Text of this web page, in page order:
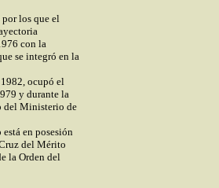
los que el
con la
se integró en la
ocupó el
y durante la
del Ministerio de
en posesión
del Mérito
la Orden del